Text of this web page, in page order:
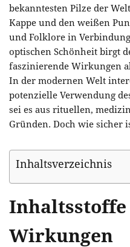
bekanntesten Pilze der
Kappe und den weißen
und Folklore in
optischen Schönheit birgt
faszinierende Wirkungen
In der modernen Welt
potenzielle Verwendung
sei es aus rituellen,
Gründen. Doch wie sicher
Inhaltsverzeichnis
Inhaltsstoffe
Wirkungen